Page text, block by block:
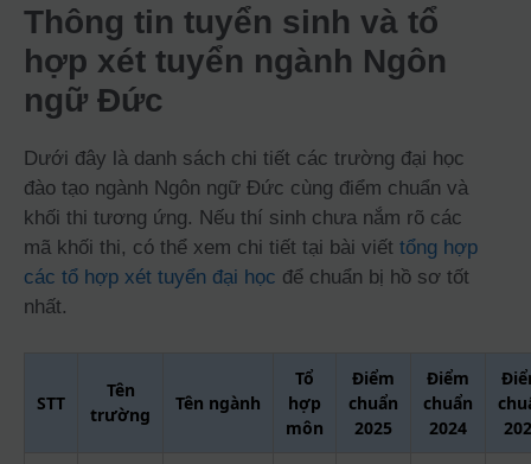
Thông tin tuyển sinh và tổ
hợp xét tuyển ngành Ngôn
ngữ Đức
Dưới đây là danh sách chi tiết các trường đại học
đào tạo ngành Ngôn ngữ Đức cùng điểm chuẩn và
khối thi tương ứng. Nếu thí sinh chưa nắm rõ các
mã khối thi, có thể xem chi tiết tại bài viết tổng hợp
các tổ hợp xét tuyển đại học để chuẩn bị hồ sơ tốt
nhất.
STT
Tên
trường
Tên ngành
Tổ
hợp
môn
Điểm
chuẩn
2025
Điểm
chuẩn
2024